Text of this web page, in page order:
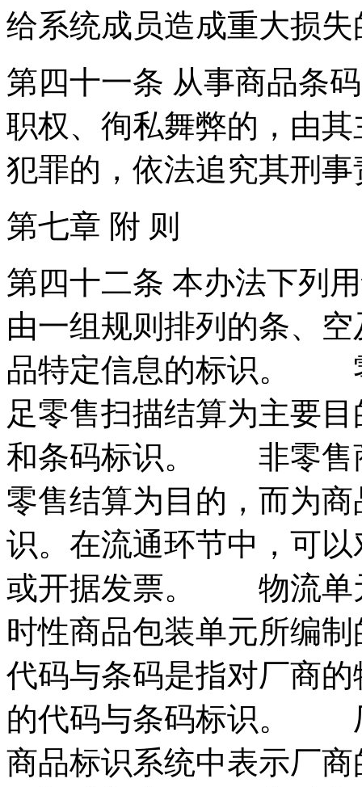
给系统成员造成重大损
第四十一条 从事商品条
职权、徇私舞弊的，由
犯罪的，依法追究其刑事
第七章 附 则
第四十二条 本办法下
由一组规则排列的条、
品特定信息的标识。
足零售扫描结算为主要
和条码标识。 非零售
零售结算为目的，而为
识。在流通环节中，可
或开据发票。 物流单
时性商品包装单元所编
代码与条码是指对厂商
的代码与条码标识。
商品标识系统中表示厂